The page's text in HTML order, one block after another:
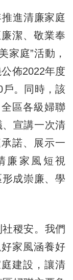
進清廉家庭
潔、敬業奉
家庭”活動，
佈2022年度
戶。同時，該
區各級婦聯
宣講一次清
諾、展示一
廉家風短視
形成崇廉、學
稷安。我們
家風涵養好
建設，讓清